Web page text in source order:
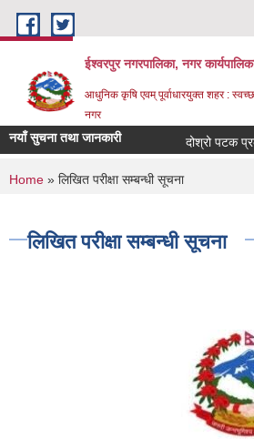
Skip to main content
ईश्वरपुर नगरपालिका, नगर
आधुनिक कृषि एवम् पूर्वाधारयुक्त शहर :
नगर
नयाँ सुचना तथा जानकारी दोश्रो पटक
You are here
Home » लिखित परीक्षा सम्बन्धी सूचना
लिखित परीक्षा सम्बन्धी सूचना